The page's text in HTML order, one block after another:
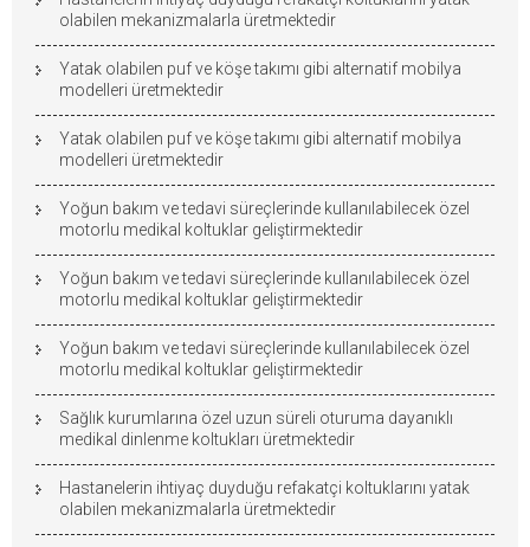
olabilen mekanizmalarla üretmektedir
Yatak olabilen puf ve köşe takımı gibi alternatif mobilya
modelleri üretmektedir
Yatak olabilen puf ve köşe takımı gibi alternatif mobilya
modelleri üretmektedir
Yoğun bakım ve tedavi süreçlerinde kullanılabilecek özel
motorlu medikal koltuklar geliştirmektedir
Yoğun bakım ve tedavi süreçlerinde kullanılabilecek özel
motorlu medikal koltuklar geliştirmektedir
Yoğun bakım ve tedavi süreçlerinde kullanılabilecek özel
motorlu medikal koltuklar geliştirmektedir
Sağlık kurumlarına özel uzun süreli oturuma dayanıklı
medikal dinlenme koltukları üretmektedir
Hastanelerin ihtiyaç duyduğu refakatçi koltuklarını yatak
olabilen mekanizmalarla üretmektedir